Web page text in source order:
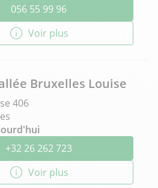
056 55 99 96
Voir plus
Bruxelles Louise
406
+32 26 262 723
Voir plus